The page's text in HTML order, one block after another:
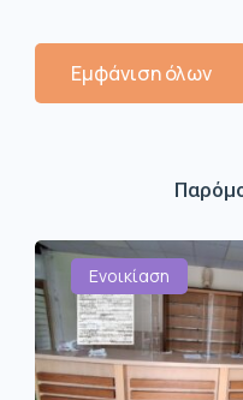
Εμφάνιση όλων
Ενοικίαση